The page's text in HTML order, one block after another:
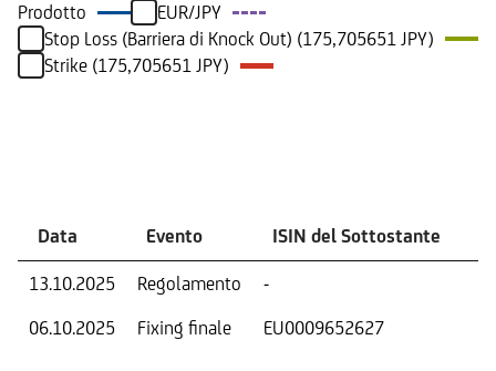
Prodotto
EUR/JPY
Stop Loss (Barriera di Knock Out) (175,705651 JPY)
Strike (175,705651 JPY)
Data Evento ISIN del Sottostante
13.10.2025 Regolamento -
06.10.2025
Fixing finale EU0009652627